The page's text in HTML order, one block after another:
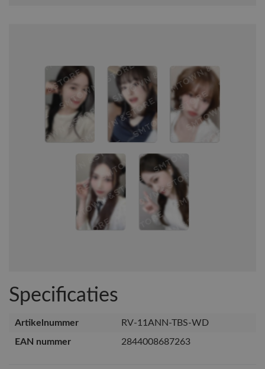
Specificaties
Artikelnummer
RV-11ANN-TBS-WD
EAN nummer
2844008687263